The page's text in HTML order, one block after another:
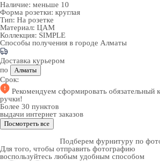
Наличие: меньше 10
Форма розетки: круглая
Тип: На розетке
Материал: ЦАМ
Коллекция: SIMPLE
Способы получения в городе Алматы
Доставка курьером
по
Алматы
Срок:
Рекомендуем сформировать обязательный
ручки!
Более 30 пунктов
выдачи интернет заказов
Посмотреть все
Подберем фурнитуру по
Для того, чтобы отправить фотографию
воспользуйтесь любым удобным способом